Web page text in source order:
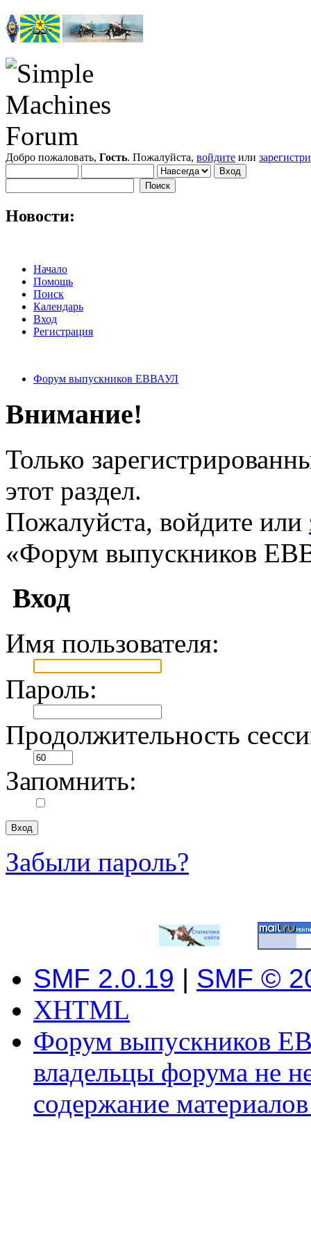
Добро пожаловать, Гость. Пожалуйста, войдите или
Новости:
Начало
Помощь
Поиск
Календарь
Вход
Регистрация
Форум выпускников ЕВВАУЛ
Внимание!
Только
этот раздел.
Пожалуйста, войдите или
«Форум выпускников
Вход
Имя пользователя:
Пароль:
Продолжительность
Запомнить:
Забыли пароль?
SMF 2.0.19 | SMF ©
XHTML
Форум выпускников
владельцы форума не
содержание